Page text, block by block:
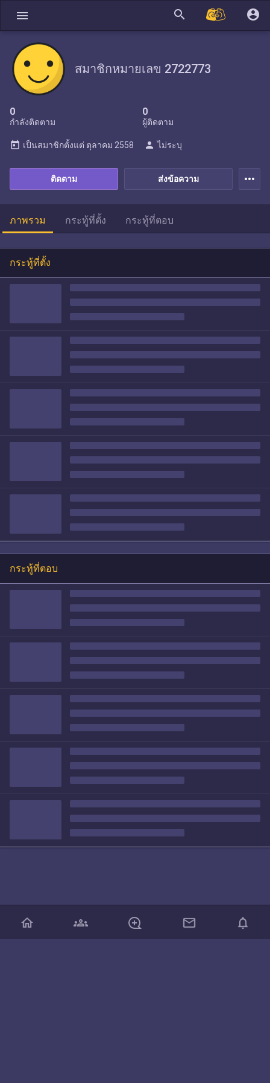
menu search account_circle
สมาชิกหมายเลข 2722773
0
กำลังติดตาม
0
ผู้ติดตาม
ส่งข้อความ
ติดตาม
today เป็นสมาชิกตั้งแต่ ตุลาคม 2558 person ไม่ระบุ
more_horiz
ภาพรวม กระทู้ที่ตั้ง กระทู้ที่ตอบ
กระทู้ที่ตั้ง
กระทู้ที่ตอบ